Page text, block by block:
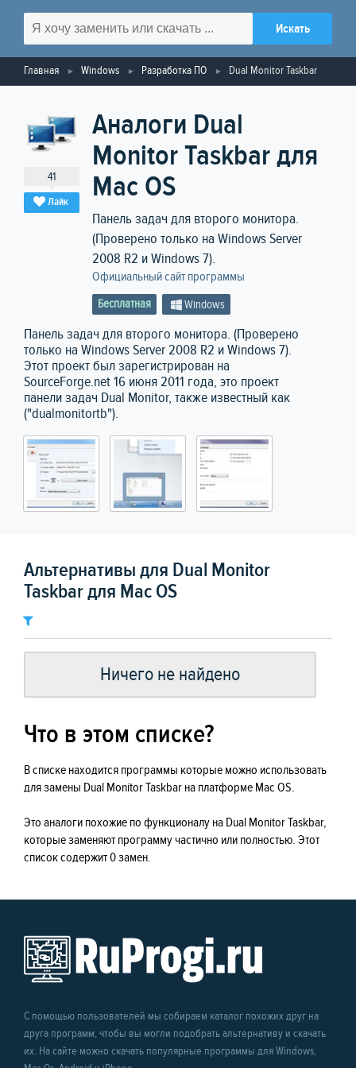
Главная Windows Разработка ПО Dual Monitor Taskbar
41
Лайк
Аналоги Dual
Monitor Taskbar для
Mac OS
Панель задач для второго монитора.
(Проверено только на Windows Server
2008 R2 и Windows 7).
Официальный сайт программы
Бесплатная Windows
Панель задач для второго монитора. (Проверено
только на Windows Server 2008 R2 и Windows 7).
Этот проект был зарегистрирован на
SourceForge.net 16 июня 2011 года, это проект
панели задач Dual Monitor, также известный как
("dualmonitortb").
Альтернативы для Dual Monitor
Taskbar для Mac OS
Ничего не найдено
Что в этом списке?
В списке находится программы которые можно использовать
для замены Dual Monitor Taskbar на платформе Mac OS.
Это аналоги похожие по функционалу на Dual Monitor Taskbar,
которые заменяют программу частично или полностью. Этот
список содержит 0 замен.
С помощью пользователей мы собираем каталог похожих друг на
друга программ, чтобы вы могли подобрать альтернативу и скачать
их. На сайте можно скачать популярные программы для Windows,